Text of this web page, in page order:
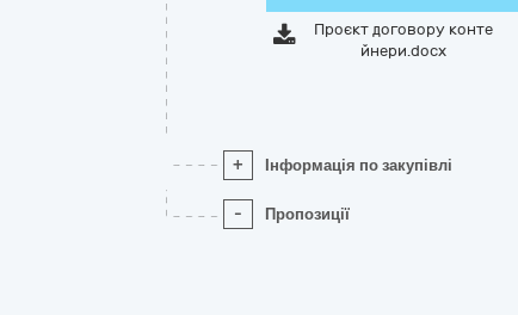
Проєкт договору конте
йнери.docx
+ Інформація по закупівлі
- Пропозиції